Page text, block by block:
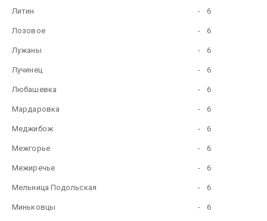
Литин - 6
Лозовое - 6
Лужаны - 6
Лучинец - 6
Любашевка - 6
Мардаровка - 6
Меджибож - 6
Межгорье - 6
Межиречье - 6
Мельница Подольская - 6
Миньковцы - 6